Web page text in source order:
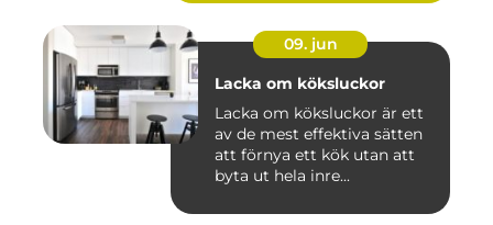
09. jun
Lacka om köksluckor
Lacka om köksluckor är ett
av de mest effektiva sätten
att förnya ett kök utan att
byta ut hela inre...